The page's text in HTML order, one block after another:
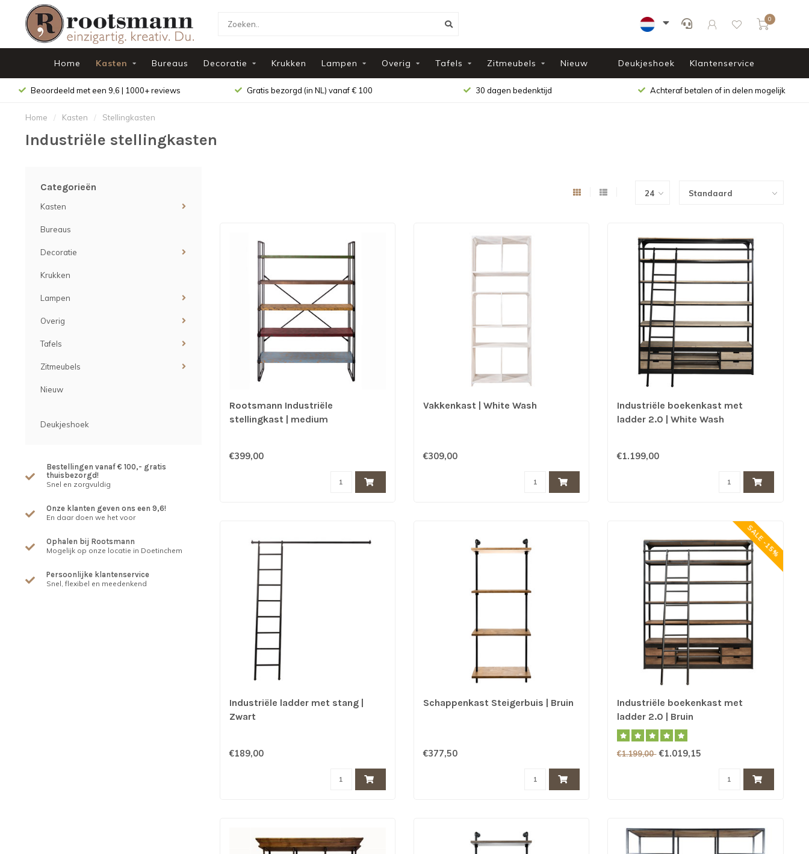
0
Home Kasten Bureaus Decoratie Krukken Lampen Overig Tafels Zitmeubels Nieuw Deukjeshoek Klantenservice
Beoordeeld met een 9,6 | 1000+ reviews Gratis bezorgd (in NL) vanaf € 100 30 dagen bedenktijd Achteraf betalen of in delen mogelijk
Home / Kasten / Stellingkasten
Industriële stellingkasten
Categorieën
Kasten
Bureaus
Decoratie
Krukken
Lampen
Overig
Tafels
Zitmeubels
Nieuw
Deukjeshoek
Bestellingen vanaf € 100,- gratis
thuisbezorgd!
Snel en zorgvuldig
Onze klanten geven ons een 9,6!
En daar doen we het voor
Ophalen bij Rootsmann
Mogelijk op onze locatie in Doetinchem
Persoonlijke klantenservice
Snel, flexibel en meedenkend
Rootsmann Industriële
stellingkast | medium
€399,00
Vakkenkast | White Wash
€309,00
Industriële boekenkast met
ladder 2.0 | White Wash
€1.199,00
Industriële ladder met stang |
Zwart
€189,00
Schappenkast Steigerbuis | Bruin
€377,50
SALE -15%
Industriële boekenkast met
ladder 2.0 | Bruin
€1.199,00 €1.019,15